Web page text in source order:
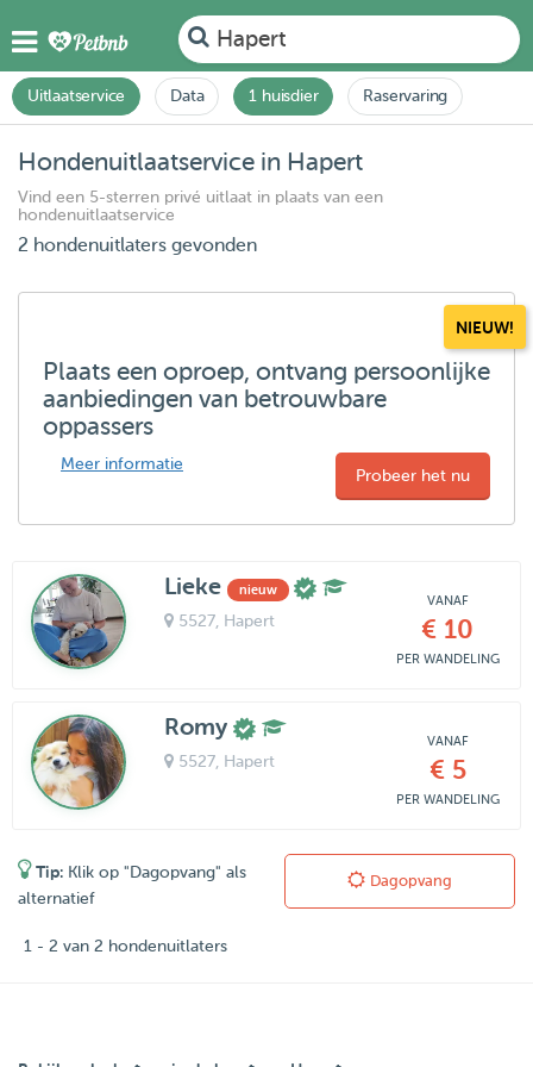
Hapert
Uitlaatservice Data 1 huisdier Raservaring
Hondenuitlaatservice in Hapert
Vind een 5-sterren privé uitlaat in plaats van een
hondenuitlaatservice
2 hondenuitlaters gevonden
NIEUW!
Plaats een oproep, ontvang persoonlijke
aanbiedingen van betrouwbare
oppassers
Meer informatie
Probeer het nu
Lieke nieuw
5527, Hapert
VANAF
€ 10
PER WANDELING
Romy
5527, Hapert
VANAF
€ 5
PER WANDELING
Tip: Klik op "Dagopvang" als
alternatief
Dagopvang
1 - 2 van 2 hondenuitlaters